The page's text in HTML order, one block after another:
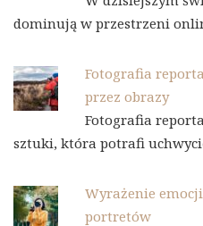
dominują w przestrzeni
Fotografia
przez obrazy
Fotografia
sztuki, która potrafi
Wyrażenie
portretów